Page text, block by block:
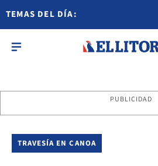
TEMAS DEL DÍA:
PUBLICIDAD
TRAVESÍA EN CANOA